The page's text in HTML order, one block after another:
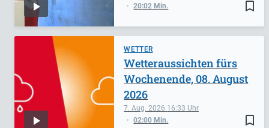
bookmark_border
20:02 Min.
WETTER
bookmark_border
7. Aug. 2026 16:33
02:00 Min.
Wetteraussichten fürs
Wochenende, 08. August
2026